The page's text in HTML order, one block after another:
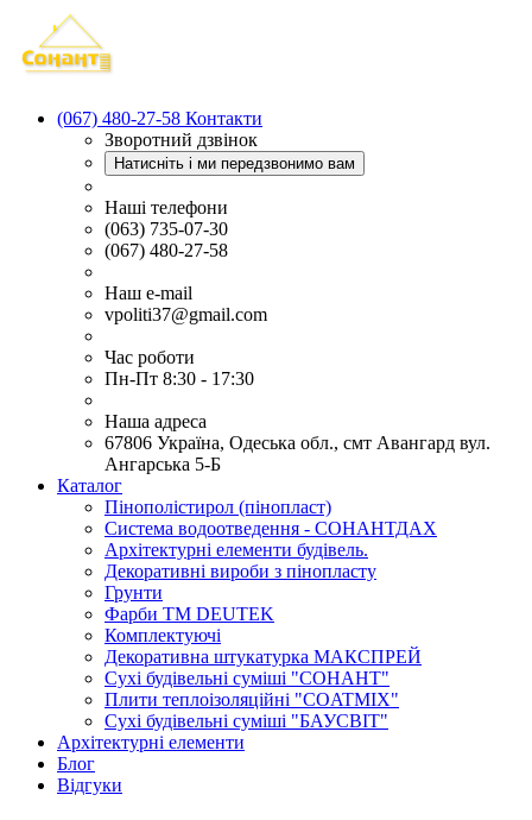
(067) 480-27-58 Контакти
Зворотний дзвінок
Натисніть і ми передзвонимо вам
Наші телефони
(063) 735-07-30
(067) 480-27-58
Наш e-mail
vpoliti37@gmail.com
Час роботи
Пн-Пт 8:30 - 17:30
Наша адреса
67806 Україна, Одеська обл., смт Авангард вул.
Ангарська 5-Б
Каталог
Пінополістирол (пінопласт)
Система водоотведення - СОНАНТДАХ
Архітектурні елементи будівель.
Декоративні вироби з пінопласту
Грунти
Фарби ТМ DEUTEK
Комплектуючі
Декоративна штукатурка МАКСПРЕЙ
Сухі будівельні суміші "СОНАНТ"
Плити теплоізоляційні "COATMIX"
Сухі будівельні суміші "БАУСВІТ"
Архітектурні елементи
Блог
Відгуки